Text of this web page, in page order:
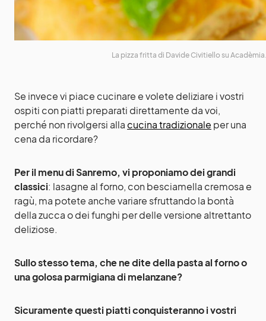
La pizza fritta di Davide Civitiello su
Se invece vi piace cucinare e volete deliziare i vostri
ospiti con piatti preparati direttamente da voi,
perché non rivolgersi allacucina tradizionale per una
cena da ricordare?
Per il menu di Sanremo, vi proponiamo dei grandi
classici: lasagne al forno, con besciamella cremosa e
ragù, ma potete anche variare sfruttando la bontà
della zucca o dei funghi per delle versione altrettanto
deliziose.
Sullo stesso tema, che ne dite della pasta al forno o
una golosa parmigiana di melanzane?
Sicuramente questi piatti conquisteranno i vostri